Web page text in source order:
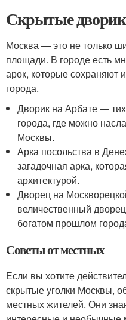
Скрытые
Москва — это не только
площади. В городе есть
арок, которые сохраняют
города.
Дворик на Арбате —
города, где можно
Москвы.
Арка посольства в
загадочная арка,
архитектурой.
Дворец на
величественный
богатом прошлом
Советы от местных
Если вы хотите
скрытые уголки Москвы,
местных жителей. Они